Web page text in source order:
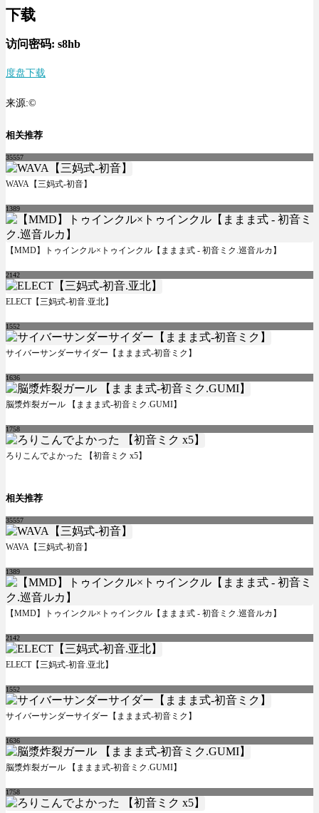
下载
访问密码: s8hb
度盘下载
来源:©
相关推荐
35557
WAVA【三妈式-初音】
1389
【MMD】トゥインクル×トゥインクル【ままま式 - 初音ミク.巡音ルカ】
2142
ELECT【三妈式-初音.亚北】
1552
サイバーサンダーサイダー【ままま式-初音ミク】
1636
脳漿炸裂ガール 【ままま式-初音ミク.GUMI】
1758
ろりこんでよかった 【初音ミク x5】
相关推荐
35557
WAVA【三妈式-初音】
1389
【MMD】トゥインクル×トゥインクル【ままま式 - 初音ミク.巡音ルカ】
2142
ELECT【三妈式-初音.亚北】
1552
サイバーサンダーサイダー【ままま式-初音ミク】
1636
脳漿炸裂ガール 【ままま式-初音ミク.GUMI】
1758